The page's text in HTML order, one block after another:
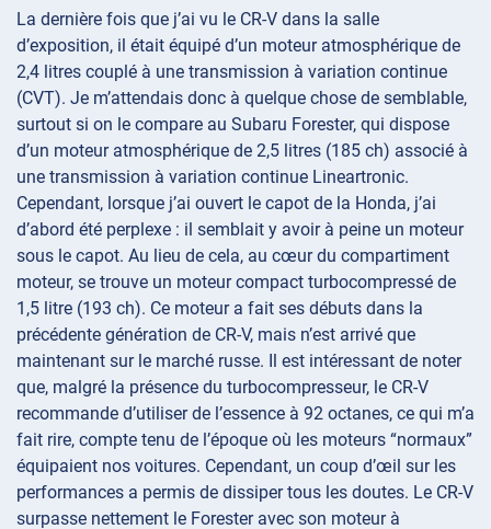
La dernière fois que j’ai vu le CR-V dans la salle
d’exposition, il était équipé d’un moteur atmosphérique de
2,4 litres couplé à une transmission à variation continue
(CVT). Je m’attendais donc à quelque chose de semblable,
surtout si on le compare au Subaru Forester, qui dispose
d’un moteur atmosphérique de 2,5 litres (185 ch) associé à
une transmission à variation continue Lineartronic.
Cependant, lorsque j’ai ouvert le capot de la Honda, j’ai
d’abord été perplexe : il semblait y avoir à peine un moteur
sous le capot. Au lieu de cela, au cœur du compartiment
moteur, se trouve un moteur compact turbocompressé de
1,5 litre (193 ch). Ce moteur a fait ses débuts dans la
précédente génération de CR-V, mais n’est arrivé que
maintenant sur le marché russe. Il est intéressant de noter
que, malgré la présence du turbocompresseur, le CR-V
recommande d’utiliser de l’essence à 92 octanes, ce qui m’a
fait rire, compte tenu de l’époque où les moteurs “normaux”
équipaient nos voitures. Cependant, un coup d’œil sur les
performances a permis de dissiper tous les doutes. Le CR-V
surpasse nettement le Forester avec son moteur à